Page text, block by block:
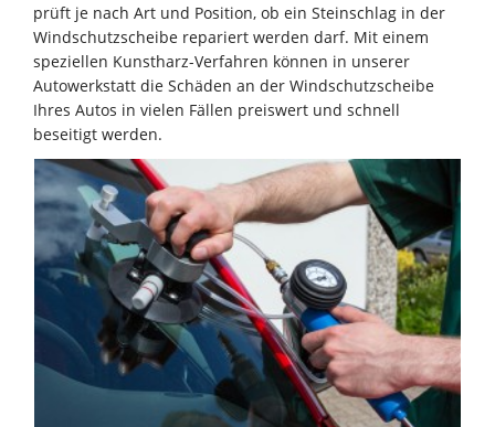
prüft je nach Art und Position, ob ein Steinschlag in der
Windschutzscheibe repariert werden darf. Mit einem
speziellen Kunstharz-Verfahren können in unserer
Autowerkstatt die Schäden an der Windschutzscheibe
Ihres Autos in vielen Fällen preiswert und schnell
beseitigt werden.